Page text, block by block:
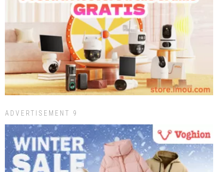
ADVERTISEMENT 9